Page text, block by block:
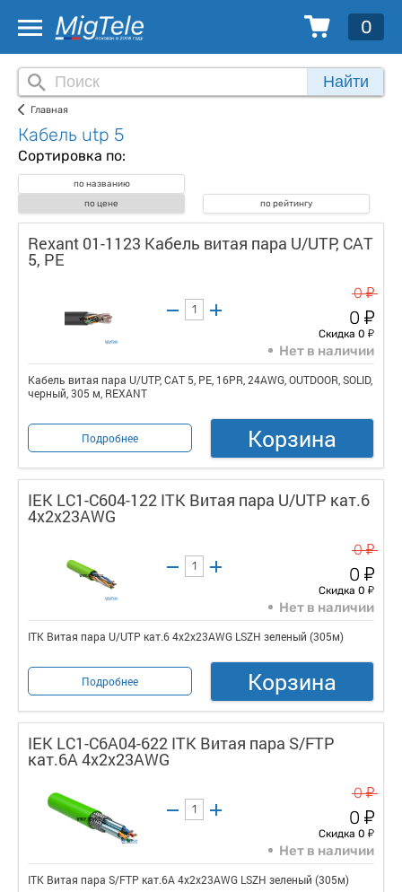
0
Найти
Главная
Кабель utp 5
Сортировка по:
по названию
по цене
по рейтингу
Rexant 01-1123 Кабель витая пара U/UTP, CAT
5, PE
0у
0 у
Скидка 0 у
Нет в наличии
Кабель витая пара U/UTP, CAT 5, PE, 16PR, 24AWG, OUTDOOR, SOLID,
черный, 305 м, REXANT
Подробнее Корзина
IEK LC1-C604-122 ITK Витая пара U/UTP кат.6
4x2х23AWG
0у
0 у
Скидка 0 у
Нет в наличии
ITK Витая пара U/UTP кат.6 4x2х23AWG LSZH зеленый (305м)
Подробнее Корзина
IEK LC1-C6A04-622 ITK Витая пара S/FTP
кат.6A 4х2х23AWG
0у
0 у
Скидка 0 у
Нет в наличии
ITK Витая пара S/FTP кат.6A 4х2х23AWG LSZH зеленый (305м)